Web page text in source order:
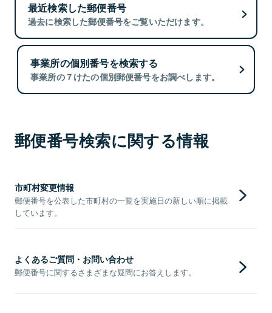
最近検索した郵便番号
過去に検索した郵便番号をご覧いただけます。
事業所の個別番号を検索する
事業所の７けたの個別郵便番号をお調べします。
郵便番号検索に関する情報
市町村変更情報
郵便番号を公表した市町村の一覧を実施日の新しい順に掲載
しています。
よくあるご質問・お問い合わせ
郵便番号に関するさまざまな疑問にお答えします。